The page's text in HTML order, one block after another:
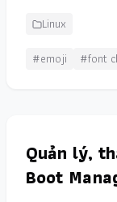
Linux
#emoji
#font
Quản lý,
Boot